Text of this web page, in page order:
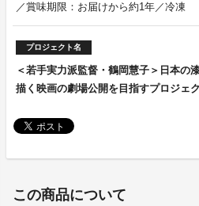
／賞味期限：お届けから約1年／冷凍
プロジェクト名
＜若手実力派監督・鶴岡慧子＞日本の
描く映画の劇場公開を目指すプロジェ
この商品について